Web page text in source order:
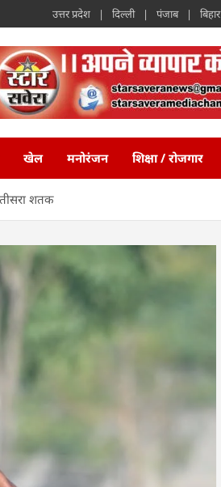
उत्तर प्रदेश दिल्ली पंजाब बिहार
खेल मनोरंजन शिक्षा / रोजगार
शतक